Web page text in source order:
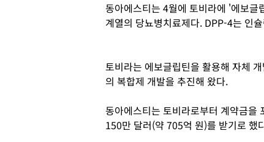
동아에스티는 4월에 토비라에 '에보
계열의 당뇨병치료제다. DPP-4는 인
토비라는 에보글립틴을 활용해 자체
의 복합제 개발을 추진해 왔다.
동아에스티는 토비라로부터 계약금을
150만 달러(약 705억 원)를 받기로 했